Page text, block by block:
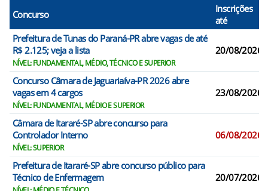
Concurso
Inscrições
até
Prefeitura de Tunas do Paraná-PR abre vagas de até
R$ 2.125; veja a lista
NÍVEL: FUNDAMENTAL, MÉDIO, TÉCNICO E SUPERIOR
20/08/2026
Concurso Câmara de Jaguariaíva-PR 2026 abre
vagas em 4 cargos
NÍVEL: FUNDAMENTAL, MÉDIO E SUPERIOR
23/08/2026
Câmara de Itararé-SP abre concurso para
Controlador Interno
NÍVEL: SUPERIOR
06/08/2026
Prefeitura de Itararé-SP abre concurso público para
Técnico de Enfermagem
20/07/2026